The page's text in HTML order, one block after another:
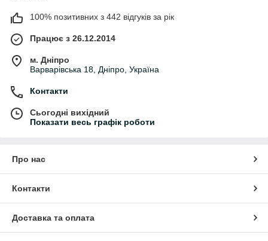
100% позитивних з 442 відгуків за рік
Працює з 26.12.2014
м. Дніпро
Варварівська 18, Дніпро, Україна
Контакти
Сьогодні вихідний
Показати весь графік роботи
Про нас
Контакти
Доставка та оплата